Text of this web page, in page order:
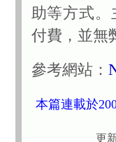
助等方式。
付費，並無
參考網站：
本篇連載於
更